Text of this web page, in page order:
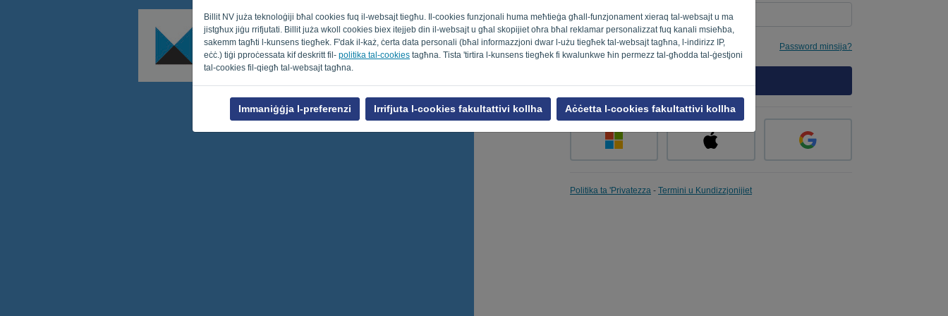
Billit NV juża teknoloġiji bħal cookies fuq il-websajt tiegħu. Il-cookies funzjonali huma meħtieġa għall-funzjonament xieraq tal-websajt u ma
jistgħux jiġu rrifjutati. Billit juża wkoll cookies biex itejjeb din il-websajt u għal skopijiet oħra bħal reklamar personalizzat fuq kanali msieħba,
sakemm tagħti l-kunsens tiegħek. F'dak il-każ, ċerta data personali (bħal informazzjoni dwar l-użu tiegħek tal-websajt tagħna, l-indirizz IP,
eċċ.) tiġi pproċessata kif deskritt fil- politika tal-cookies tagħna. Tista 'tirtira l-kunsens tiegħek fi kwalunkwe ħin permezz tal-għodda tal-ġestjoni
tal-cookies fil-qiegħ tal-websajt tagħna.
Immaniġġja l-preferenzi Irrifjuta l-cookies fakultattivi kollha Aċċetta l-cookies fakultattivi kollha
Fakkarni Password minsija?
Politika ta 'Privatezza - Termini u Kundizzjonijiet